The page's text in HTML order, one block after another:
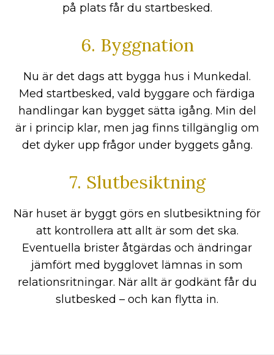
på plats får du startbesked.
6. Byggnation
Nu är det dags att bygga hus i Munkedal.
Med startbesked, vald byggare och färdiga
handlingar kan bygget sätta igång. Min del
är i princip klar, men jag finns tillgänglig om
det dyker upp frågor under byggets gång.
7. Slutbesiktning
När huset är byggt görs en slutbesiktning för
att kontrollera att allt är som det ska.
Eventuella brister åtgärdas och ändringar
jämfört med bygglovet lämnas in som
relationsritningar. När allt är godkänt får du
slutbesked – och kan flytta in.